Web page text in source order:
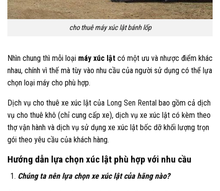
cho thuê máy xúc lật bánh lốp
Nhìn chung thì mỗi loại máy xúc lật có một ưu và nhược điểm khác
nhau, chính vì thế mà tùy vào nhu cầu của người sử dụng có thể lựa
chọn loại máy cho phù hợp.
Dịch vụ cho thuê xe xúc lật của Long Sen Rental bao gồm cả dịch
vụ cho thuê khô (chỉ cung cấp xe), dịch vụ xe xúc lật có kèm theo
thợ vận hành và dịch vụ sử dụng xe xúc lật bốc dỡ khối lượng trọn
gói theo yêu cầu của khách hàng.
Hướng dẫn lựa chọn xúc lật phù hợp với nhu cầu
Chúng ta nên lựa chọn xe xúc lật của hãng nào?